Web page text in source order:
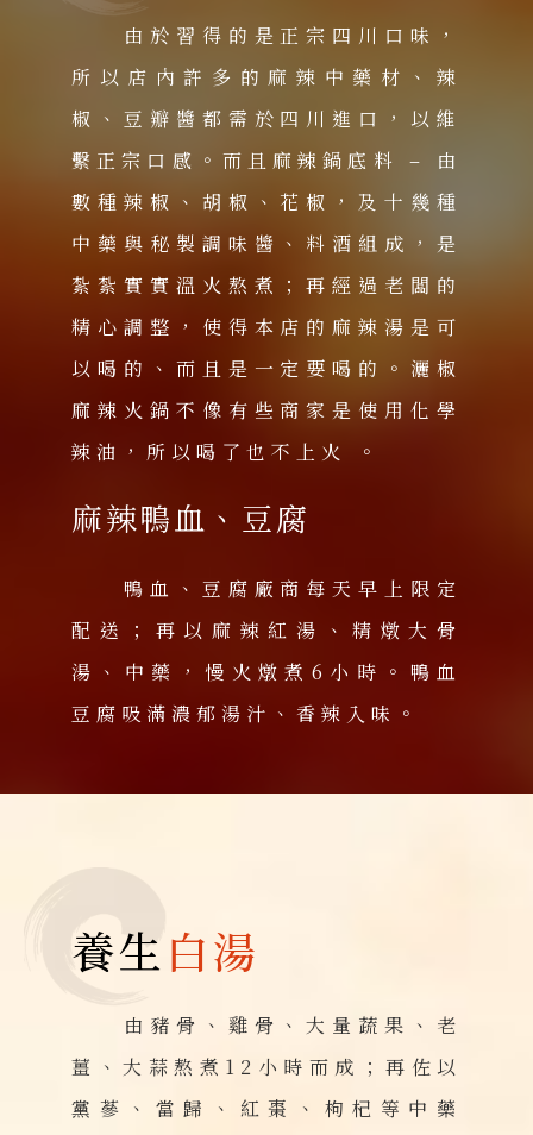
由於習得的是正宗四川口味，
所以店內許多的麻辣中藥材、辣
椒、豆瓣醬都需於四川進口，以維
繫正宗口感。而且麻辣鍋底料 – 由
數種辣椒、胡椒、花椒，及十幾種
中藥與秘製調味醬、料酒組成，是
紮紮實實溫火熬煮；再經過老闆的
精心調整，使得本店的麻辣湯是可
以喝的、而且是一定要喝的。灑椒
麻辣火鍋不像有些商家是使用化學
辣油，所以喝了也不上火 。
麻辣鴨血、豆腐
鴨血、豆腐廠商每天早上限定
配送；再以麻辣紅湯、精燉大骨
湯、中藥，慢火燉煮6小時。鴨血
豆腐吸滿濃郁湯汁、香辣入味。
養生 白湯
由豬骨、雞骨、大量蔬果、老
薑、大蒜熬煮12小時而成；再佐以
黨蔘、當歸、紅棗、枸杞等中藥